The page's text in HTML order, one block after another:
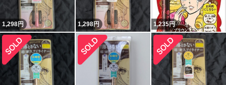
1,298円 1,298円 1,235円